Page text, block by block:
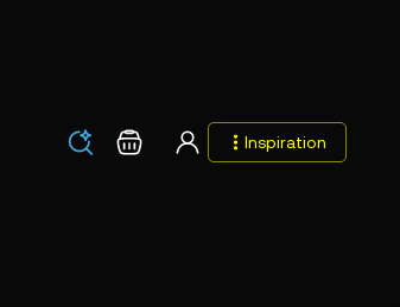
Los Warenkorb Inspiration